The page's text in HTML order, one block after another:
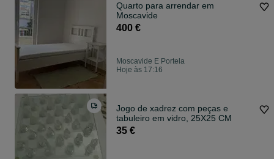
Quarto para arrendar em
Moscavide
400 €
Moscavide E Portela
Hoje às 17:16
Jogo de xadrez com peças e
tabuleiro em vidro, 25X25 CM
35 €